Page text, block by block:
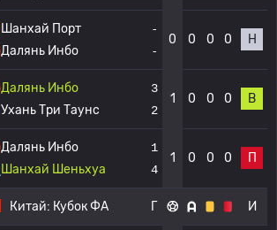
Шанхай Порт
Далянь Инбо
-
-
0 0 0 0 Н
Далянь Инбо
Ухань Три Таунс
3
2
1 0 0 0 В
Далянь Инбо
Шанхай Шеньхуа
1
4
1 0 0 0 П
Китай: Кубок ФА Г И